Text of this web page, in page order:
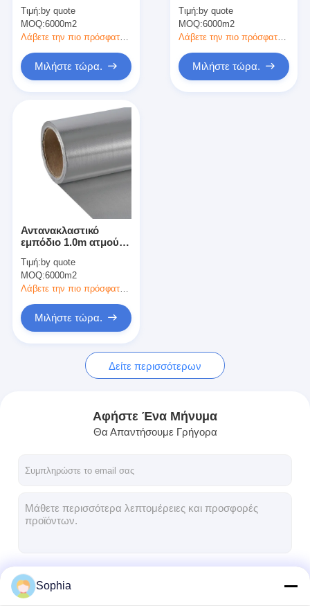
Αντιμέτωπο φύλλο αλουμινίου έγγραφο της Kraft
Ύφασμα φίμπεργκλας φύλλων αλουμινίου αργιλίου
Ταινία αγωγών υφασμάτων
Το διπλάσιο πλαισίωσε την κολλητική ταινία
Κολλητική ταινία της PET
Ρίψη επένδυσης ακρίβειας
Ηλεκτρική πίνακα μόνωσης
αλουμινίου μόνωσης
θερμότητας
Τιμή:by quote
MOQ:6000m2
Λάβετε την πιο πρόσφατη τιμή
Μιλήστε τώρα.
αλουμινίου αργιλίου
18 μικρού και εμπόδιο
ατμού
Τιμή:by quote
MOQ:6000m2
Λάβετε την πιο πρόσφατη τιμή
Μιλήστε τώρα.
Αντανακλαστικό
εμπόδιο 1.0m ατμού
μόνωσης θερμότητας
αντανάκλασης
θερμότητας
Τιμή:by quote
MOQ:6000m2
Λάβετε την πιο πρόσφατη τιμή
Μιλήστε τώρα.
Δείτε περισσότερων
Αφήστε Ένα Μήνυμα
Θα Απαντήσουμε Γρήγορα
Sophia